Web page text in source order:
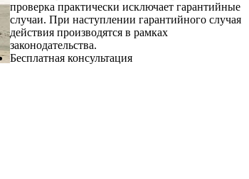
проверка практически исключает гарантийные
случаи. При наступлении гарантийного случая
действия производятся в рамках
законодательства.
Бесплатная консультация